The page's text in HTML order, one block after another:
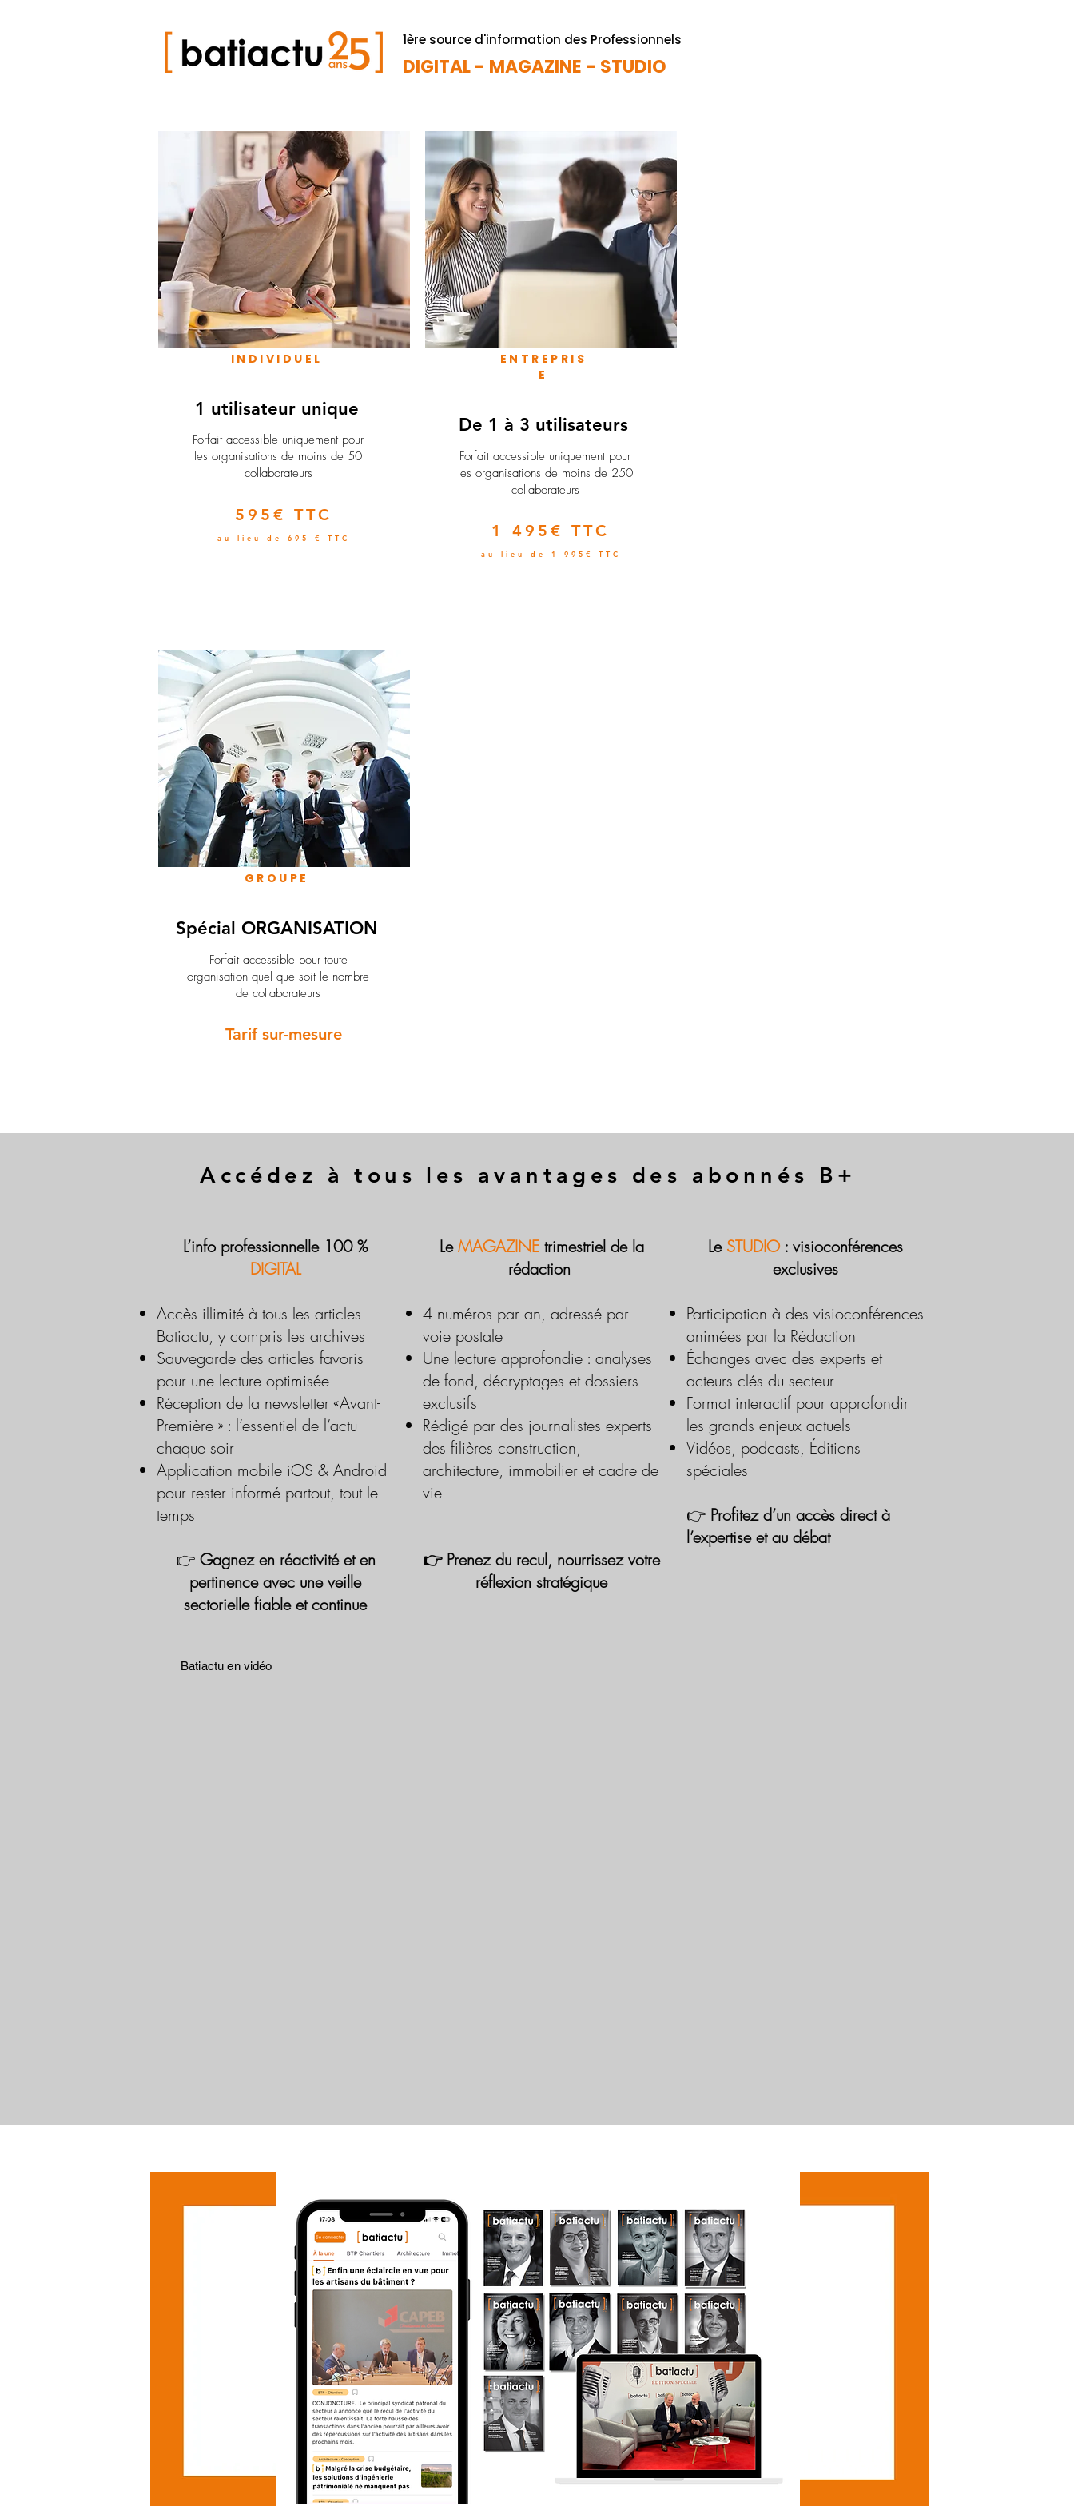
1ère source d'information des Professionnels
DIGITAL - MAGAZINE - STUDIO
INDIVIDUEL
1 utilisateur unique
​Forfait accessible uniquement pour
les organisations de moins de 50
collaborateurs
595€ TTC
au lieu de 695 € TTC
ENTREPRIS
E
De 1 à 3 utilisateurs
Forfait accessible uniquement pour
les organisations de moins de 250
collaborateurs
1 495€ TTC
au lieu de 1 995€ TTC
GROUPE
Spécial ORGANISATION
Forfait accessible pour toute
organisation quel que soit le nombre
de collaborateurs
Tarif sur-mesure
Accédez à tous les avantages des abonnés B+
L’info professionnelle 100 %
DIGITAL
Accès illimité à tous les articles
Batiactu, y compris les archives
Sauvegarde des articles favoris
pour une lecture optimisée
Réception de la newsletter «Avant-
Première » : l’essentiel de l’actu
chaque soir
Application mobile iOS & Android
pour rester informé partout, tout le
temps
👉 Gagnez en réactivité et en
pertinence avec une veille
sectorielle fiable et continue
LeMAGAZINE trimestriel de la
rédaction
4 numéros par an, adressé par
voie postale
Une lecture approfondie : analyses
de fond, décryptages et dossiers
exclusifs
Rédigé par des journalistes experts
des filières construction,
architecture, immobilier et cadre de
vie
👉 Prenez du recul, nourrissez votre
réflexion stratégique
Le STUDIO : visioconférences
exclusives
Participation à des visioconférences
animées par la Rédaction
Échanges avec des experts et
acteurs clés du secteur
Format interactif pour approfondir
les grands enjeux actuels
Vidéos, podcasts, Éditions
spéciales
👉 Profitez d’un accès direct à
l’expertise et au débat
Batiactu en vidéo